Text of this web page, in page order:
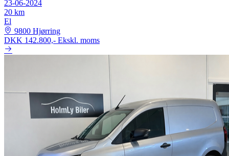
23-06-2024
20 km
El
9800 Hjørring
DKK 142.800,- Ekskl. moms